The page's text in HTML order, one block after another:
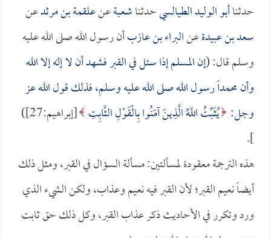
حدثناأبو الوليد الطيالسيحدثناشعبةعنعلقمة بن مرثدعن
سعد بن عبيدةعنالبراء بن عازبأن رسول الله صلى الله عليه
وسلم قال: (إن المسلم إذا سئل في القبر فشهد أن لا إله إلا الله
وأن محمداً رسول الله صلى الله عليه وسلم، فذلك قول الله عز
وجل: يُثَبِّتُ اللَّهُ الَّذِينَ آمَنُوا بِالْقَوْلِ الثَّابِتِ
[إبراهيم:27])
].
هذه الترجمة معقودة لمسألتين: مسألة السؤال في القبر، ومثل ذلك
أيضاً نعيم القبر؛ لأن القبر فيه نعيم وعذاب، ولكن الشيء الذي
ورد وتكرر في الأحاديث ذكر عذاب القبر، وكل ذلك حق ثابت